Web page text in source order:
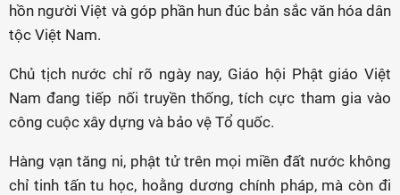
hồn người Việt và góp phần hun đúc bản sắc văn hóa dân
tộc Việt Nam.
Chủ tịch nước chỉ rõ ngày nay, Giáo hội Phật giáo Việt
Nam đang tiếp nối truyền thống, tích cực tham gia vào
công cuộc xây dựng và bảo vệ Tổ quốc.
Hàng vạn tăng ni, phật tử trên mọi miền đất nước không
chỉ tinh tấn tu học, hoằng dương chính pháp, mà còn đi